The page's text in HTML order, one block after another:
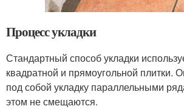
Процесс укладки
Стандартный способ укладки
квадратной и прямоугольной плитки.
под собой укладку параллельными
этом не смещаются.